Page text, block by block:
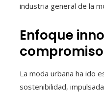
industria general de la
Enfoque
La moda urbana ha ido
sostenibilidad,